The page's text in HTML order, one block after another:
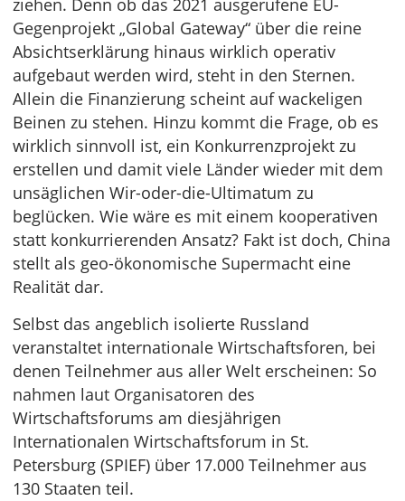
ziehen. Denn ob das 2021 ausgerufene EU-
Gegenprojekt „Global Gateway“ über die reine
Absichtserklärung hinaus wirklich operativ
aufgebaut werden wird, steht in den Sternen.
Allein die Finanzierung scheint auf wackeligen
Beinen zu stehen. Hinzu kommt die Frage, ob es
wirklich sinnvoll ist, ein Konkurrenzprojekt zu
erstellen und damit viele Länder wieder mit dem
unsäglichen Wir-oder-die-Ultimatum zu
beglücken. Wie wäre es mit einem kooperativen
statt konkurrierenden Ansatz? Fakt ist doch, China
stellt als geo-ökonomische Supermacht eine
Realität dar.
Selbst das angeblich isolierte Russland
veranstaltet internationale Wirtschaftsforen, bei
denen Teilnehmer aus aller Welt erscheinen: So
nahmen laut Organisatoren des
Wirtschaftsforums am diesjährigen
Internationalen Wirtschaftsforum in St.
Petersburg (SPIEF) über 17.000 Teilnehmer aus
130 Staaten teil.